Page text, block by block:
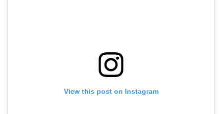
View this post on Instagram